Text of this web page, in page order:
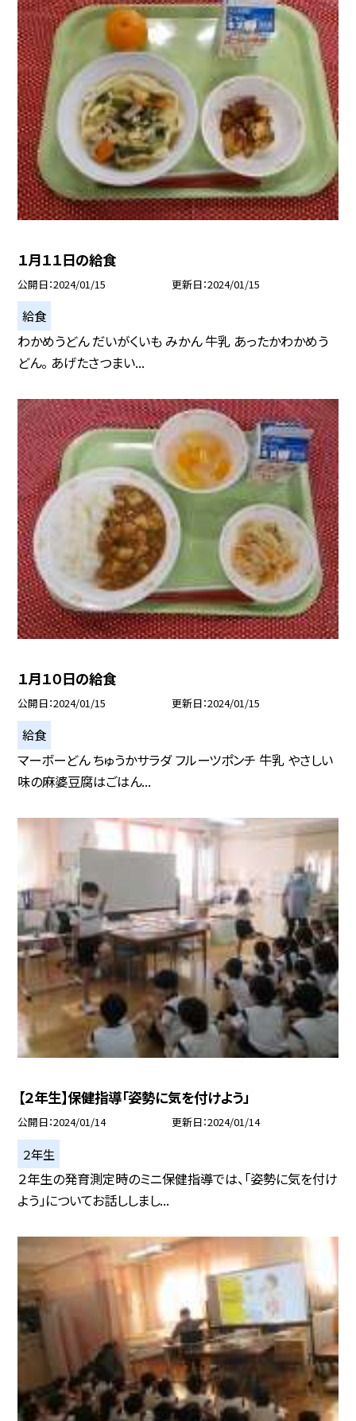
１月１１日の給食
公開日 2024/01/15 更新日 2024/01/15
給食
わかめうどん だいがくいも みかん 牛乳 あったかわかめう
どん。 あげたさつまい...
１月１０日の給食
公開日 2024/01/15 更新日 2024/01/15
給食
マーボーどん ちゅうかサラダ フルーツポンチ 牛乳 やさしい
味の麻婆豆腐はごはん...
【２年生】保健指導「姿勢に気を付けよう」
公開日 2024/01/14 更新日 2024/01/14
２年生
２年生の発育測定時のミニ保健指導では、「姿勢に気を付け
よう」についてお話ししまし...